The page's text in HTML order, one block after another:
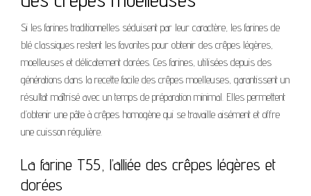
Si les farines traditionnelles séduisent par leur caractère, les farines de
blé classiques restent les favorites pour obtenir des crêpes légères,
moelleuses et délicatement dorées. Ces farines, utilisées depuis des
générations dans la recette facile des crêpes moelleuses, garantissent un
résultat maîtrisé avec un temps de préparation minimal. Elles permettent
d’obtenir une pâte à crêpes homogène qui se travaille aisément et offre
une cuisson régulière.
La farine T55, l’alliée des crêpes légères et
dorées